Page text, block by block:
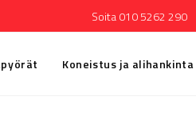
Soita 010 5262 290
Koneistus ja alihankinta